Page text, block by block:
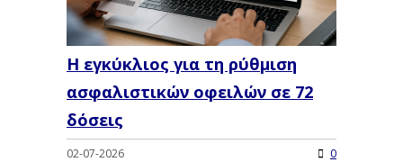
Η εγκύκλιος για τη ρύθμιση
ασφαλιστικών οφειλών σε 72
δόσεις
02-07-2026 0